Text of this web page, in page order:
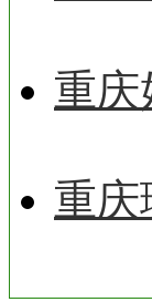
重庆
重庆